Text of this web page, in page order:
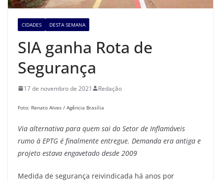
CIDADES DESTA SEMANA
SIA ganha Rota de
Segurança
17 de novembro de 2021 Redação
Foto: Renato Alves / Agência Brasília
Via alternativa para quem sai do Setor de Inflamáveis
rumo à EPTG é finalmente entregue. Demanda era antiga e
projeto estava engavetado desde 2009
Medida de segurança reivindicada há anos por